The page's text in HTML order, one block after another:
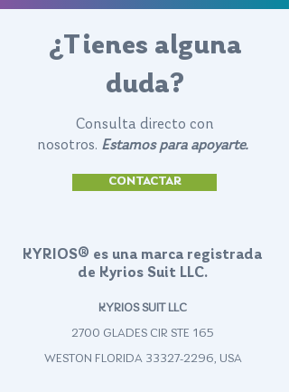
¿Tienes alguna
duda?
Consulta directo con
nosotros. Estamos para apoyarte.
CONTACTAR
KYRIOS® es una marca registrada
de Kyrios Suit LLC.
KYRIOS SUIT LLC
2700 GLADES CIR STE 165
WESTON FLORIDA 33327-2296, USA